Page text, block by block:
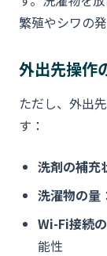
繁殖やシワの
外出先操作
ただし、外出
す：
洗剤の補充
洗濯物の量
Wi-Fi接続
能性